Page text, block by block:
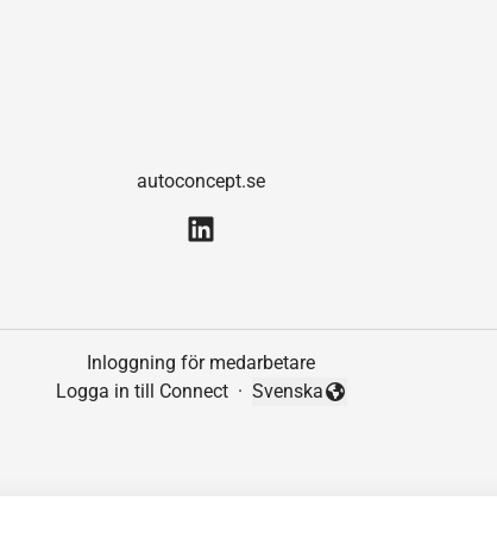
autoconcept.se
Inloggning för medarbetare
Logga in till Connect ·
Byt språk
Svenska